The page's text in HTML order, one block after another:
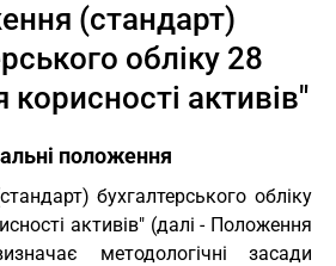
(стандарт)
обліку 28
активів"
положення
бухгалтерського обліку
активів" (далі - Положення
методологічні засади